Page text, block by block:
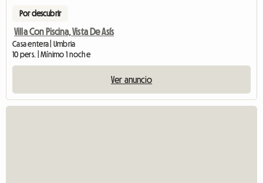
Por descubrir
Villa Con Piscina, Vista De Asís
Casa entera | Umbria
10 pers. | Mínimo 1 noche
Ver anuncio